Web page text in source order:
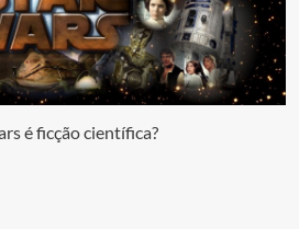
é ficção científica?